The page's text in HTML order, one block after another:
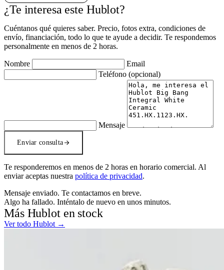
¿Te interesa este Hublot?
Cuéntanos qué quieres saber. Precio, fotos extra, condiciones de
envío, financiación, todo lo que te ayude a decidir. Te respondemos
personalmente en menos de 2 horas.
Nombre
Email
Teléfono (opcional)
Mensaje
Enviar consulta
Te responderemos en menos de 2 horas en horario comercial. Al
enviar aceptas nuestra política de privacidad.
Mensaje enviado. Te contactamos en breve.
Algo ha fallado. Inténtalo de nuevo en unos minutos.
Más Hublot en stock
Ver todo Hublot →